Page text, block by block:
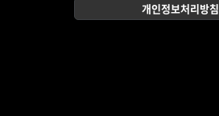
개인정보처리방침